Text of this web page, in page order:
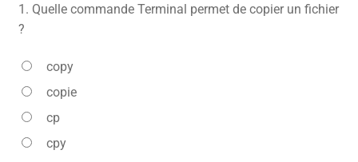
1. Quelle commande Terminal permet de copier un fichier
?
copy
copie
cp
cpy